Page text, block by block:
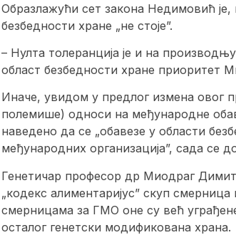
Образлажући сет закона Недимовић
безбедности хране „не стоје”.
– Нулта толеранција је и на
област безбедности хране приоритет
Иначе, увидом у предлог измена овог
полемише) односи на међународне
наведено да се „обавезе у области
међународних организација”, сада се
Генетичар професор др Миодраг
„кодекс алиментаријус” скуп
смерницама за ГМО оне су већ
осталог генетски модификована храна.